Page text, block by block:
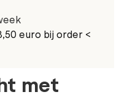
euro bij order <
met